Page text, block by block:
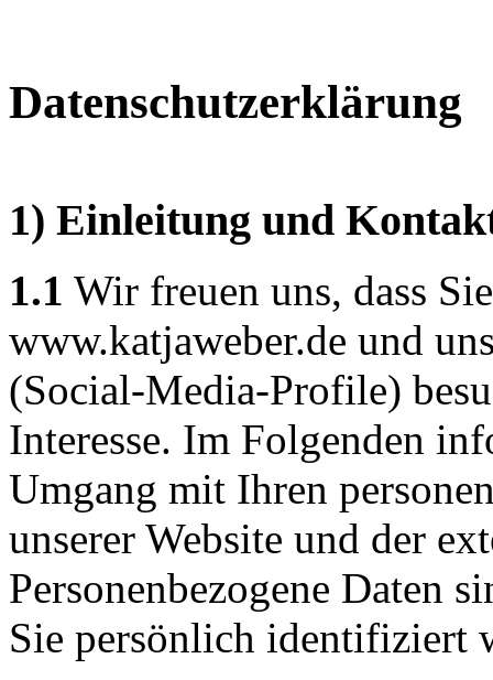
Datenschutzerklärung
1) Einleitung und
1.1 Wir freuen uns, dass
www.katjaweber.de und
(Social-Media-Profile)
Interesse. Im Folgenden
Umgang mit Ihren
unserer Website und der
Personenbezogene Daten
Sie persönlich identifiziert